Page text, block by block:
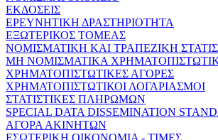
ΕΚΔΟΣΕΙΣ
ΕΡΕΥΝΗΤΙΚΗ ΔΡΑΣΤΗΡΙΟΤΗΤΑ
ΕΞΩΤΕΡΙΚΟΣ ΤΟΜΕΑΣ
ΝΟΜΙΣΜΑΤΙΚΗ ΚΑΙ ΤΡΑΠΕΖΙΚΗ
ΜΗ ΝΟΜΙΣΜΑΤΙΚΑ
ΧΡΗΜΑΤΟΠΙΣΤΩΤΙΚΕΣ ΑΓΟΡΕΣ
ΧΡΗΜΑΤΟΠΙΣΤΩΤΙΚΟΙ ΛΟΓΑΡΙΑΣΜΟΙ
ΣΤΑΤΙΣΤΙΚΕΣ ΠΛΗΡΩΜΩΝ
SPECIAL DATA DISSEMINATION
ΑΓΟΡΑ ΑΚΙΝΗΤΩΝ
ΕΣΩΤΕΡΙΚΗ ΟΙΚΟΝΟΜΙΑ - ΤΙΜΕΣ